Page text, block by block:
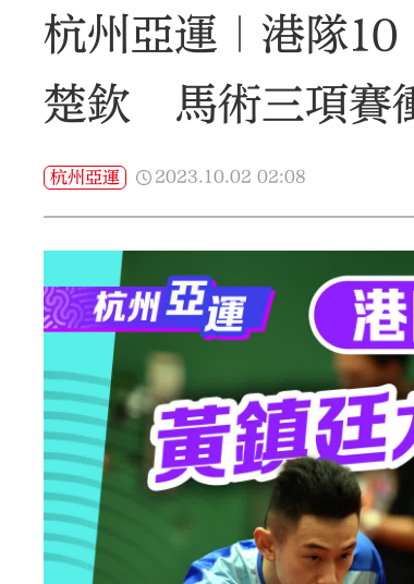
杭州亞運｜港隊
楚欽 馬術三項賽
杭州亞運 2023.10.02 02:08